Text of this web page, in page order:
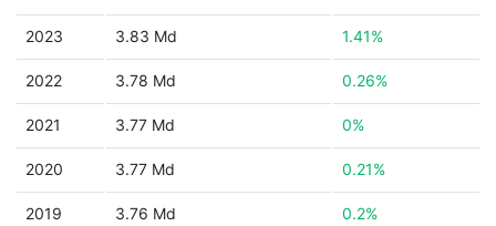
2023 3.83 Md 1.41%
2022 3.78 Md 0.26%
2021 3.77 Md 0%
2020 3.77 Md 0.21%
2019 3.76 Md 0.2%